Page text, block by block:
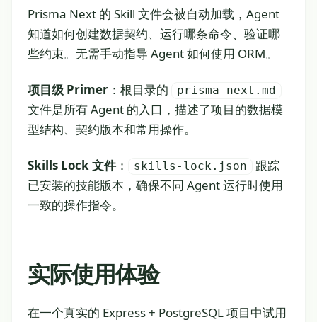
Prisma Next 的 Skill 文件会被自动加载，Agent
知道如何创建数据契约、运行哪条命令、验证哪
些约束。无需手动指导 Agent 如何使用 ORM。
项目级 Primer ：根目录的 prisma-next.md
文件是所有 Agent 的入口，描述了项目的数据模
型结构、契约版本和常用操作。
Skills Lock 文件 ： skills-lock.json
跟踪
已安装的技能版本，确保不同 Agent 运行时使用
一致的操作指令。
实际使用体验
在一个真实的 Express + PostgreSQL 项目中试用